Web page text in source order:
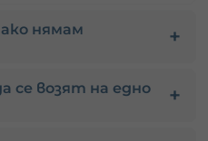
нямам
се возят на едно